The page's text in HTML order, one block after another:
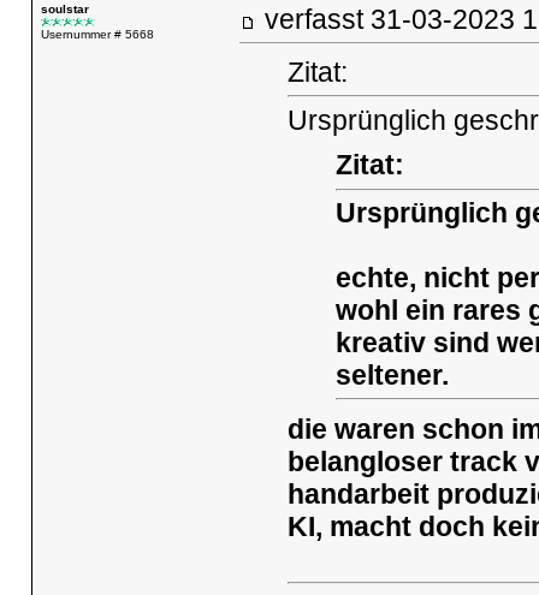
soulstar
Usernummer # 5668
verfasst 31-03-
Zitat:
Ursprünglich
Zitat:
Ursprünglich
echte, nicht
wohl ein rares
kreativ sind
seltener.
die waren schon
belangloser track
handarbeit
KI, macht doch